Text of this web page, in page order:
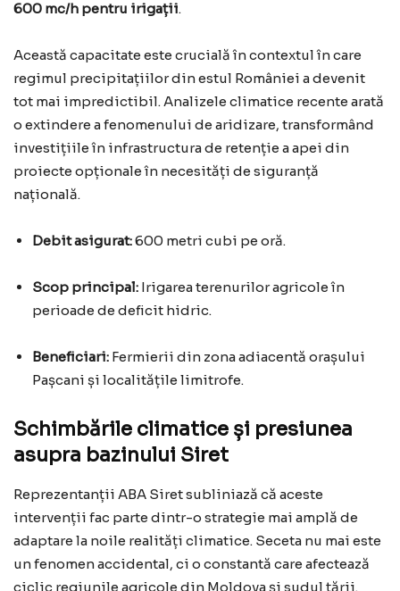
600 mc/h pentru irigații.
Această capacitate este crucială în contextul în care
regimul precipitațiilor din estul României a devenit
tot mai impredictibil. Analizele climatice recente arată
o extindere a fenomenului de aridizare, transformând
investițiile în infrastructura de retenție a apei din
proiecte opționale în necesități de siguranță
națională.
Debit asigurat:600 metri cubi pe oră.
Scop principal: Irigarea terenurilor agricole în
perioade de deficit hidric.
Beneficiari: Fermierii din zona adiacentă orașului
Pașcani și localitățile limitrofe.
Schimbările climatice și presiunea
asupra bazinului Siret
Reprezentanții ABA Siret subliniază că aceste
intervenții fac parte dintr-o strategie mai amplă de
adaptare la noile realități climatice. Seceta nu mai este
un fenomen accidental, ci o constantă care afectează
ciclic regiunile agricole din Moldova și sudul țării.